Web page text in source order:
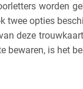
worden
twee opties
deze
bewaren, is het